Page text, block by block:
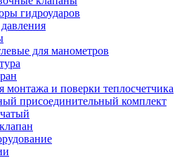
гидроударов
для манометров
монтажа и поверки теплосчетчика
присоединительный комплект